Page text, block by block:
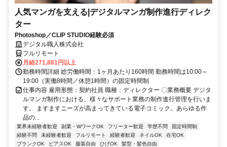
人気マンガを支える|デジタルマンガ制作進行ディレク
ター
Photoshop／CLIP STUDIO経験必須
デジタル職人株式会社
フルリモート
月給271,881円以上
勤務時間詳細 総労働時間：1ヶ月あたり160時間 勤務時間は10:00～
19:00（実働8時間／休憩1時間）の固定時間制
仕事内容 雇用形態：契約社員 職種：ディレクター 〇業務概要 デジタ
ルマンガ制作における、様々なサポート業務の制作進行管理を行いま
す。 ますますニーズが高まってきている電子コミック。あらゆる作
品の...
業界未経験者歓迎 副業・WワークOK フリーター歓迎 学歴不問
固定時間制
経験不問
未経験者歓迎 フルリモート 経験者歓迎 ネイルOK
在宅OK
ブランクOK
ピアスOK 服装自由 ひげOK 髪型・髪色自由